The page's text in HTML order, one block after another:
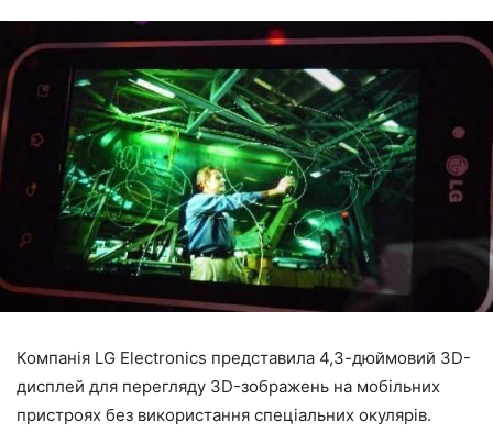
Компанія LG Electronics представила 4,3-дюймовий 3D-
дисплей для перегляду 3D-зображень на мобільних
пристроях без використання спеціальних окулярів.